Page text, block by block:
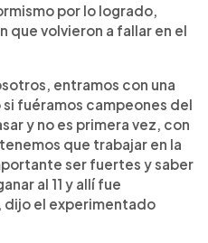
por lo logrado,
que volvieron a fallar en el
entramos con una
fuéramos campeones del
y no es primera vez, con
que trabajar en la
ser fuertes y saber
al 11 y allí fue
el experimentado